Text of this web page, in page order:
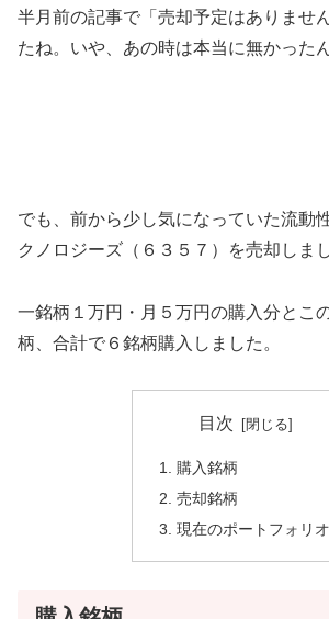
半月前の記事で「売却予定はありませ
たね。いや、あの時は本当に無かった
でも、前から少し気になっていた流動
クノロジーズ（６３５７）を売却しまし
一銘柄１万円・月５万円の購入分とこ
柄、合計で６銘柄購入しました。
目次
購入銘柄
売却銘柄
現在のポートフォリオ